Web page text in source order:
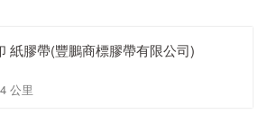
紙膠帶(豐鵬商標膠帶有限公司)
公里